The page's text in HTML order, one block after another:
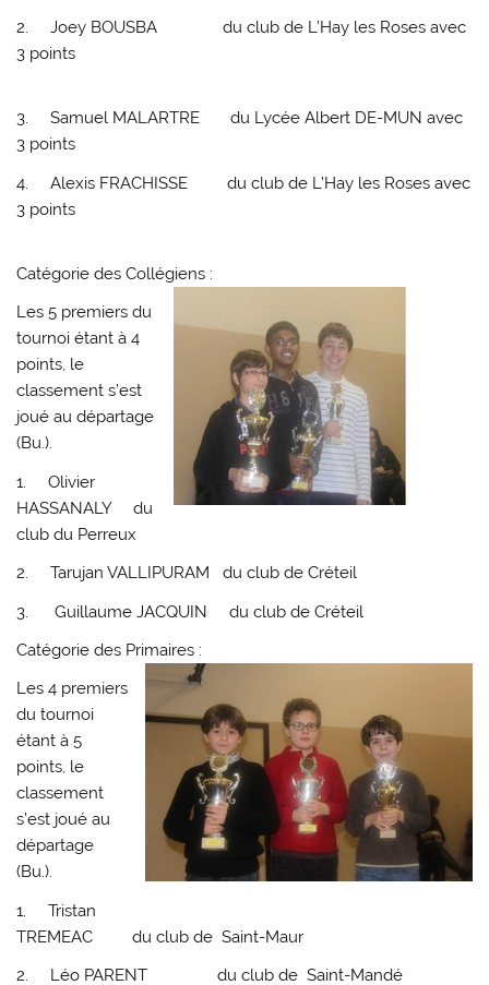
2. Joey BOUSBA du club de L’Hay les Roses avec
3 points
3. Samuel MALARTRE du Lycée Albert DE-MUN avec
3 points
4. Alexis FRACHISSE du club de L’Hay les Roses avec
3 points
Catégorie des Collégiens :
Les 5 premiers du
tournoi étant à 4
points, le
classement s’est
joué au départage
(Bu.).
1. Olivier
HASSANALY du
club du Perreux
2. Tarujan VALLIPURAM du club de Créteil
3. Guillaume JACQUIN du club de Créteil
Catégorie des Primaires :
Les 4 premiers
du tournoi
étant à 5
points, le
classement
s’est joué au
départage
(Bu.).
1. Tristan
TREMEAC du club de Saint-Maur
2. Léo PARENT du club de Saint-Mandé